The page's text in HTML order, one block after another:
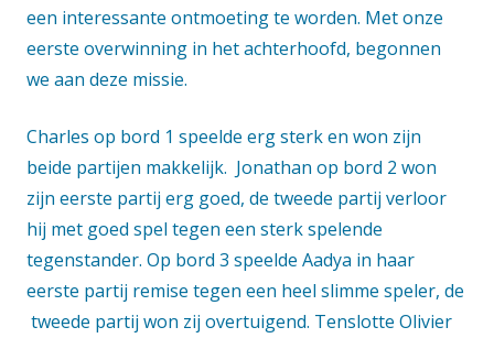
een interessante ontmoeting te worden. Met onze
eerste overwinning in het achterhoofd, begonnen
we aan deze missie.
Charles op bord 1 speelde erg sterk en won zijn
beide partijen makkelijk. Jonathan op bord 2 won
zijn eerste partij erg goed, de tweede partij verloor
hij met goed spel tegen een sterk spelende
tegenstander. Op bord 3 speelde Aadya in haar
eerste partij remise tegen een heel slimme speler, de
tweede partij won zij overtuigend. Tenslotte Olivier